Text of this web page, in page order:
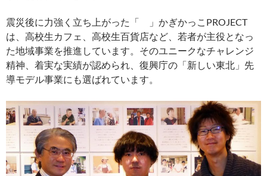
震災後に力強く立ち上がった「 」かぎかっこPROJECT
は、高校生カフェ、高校生百貨店など、若者が主役となっ
た地域事業を推進しています。そのユニークなチャレンジ
精神、着実な実績が認められ、復興庁の「新しい東北」先
導モデル事業にも選ばれています。